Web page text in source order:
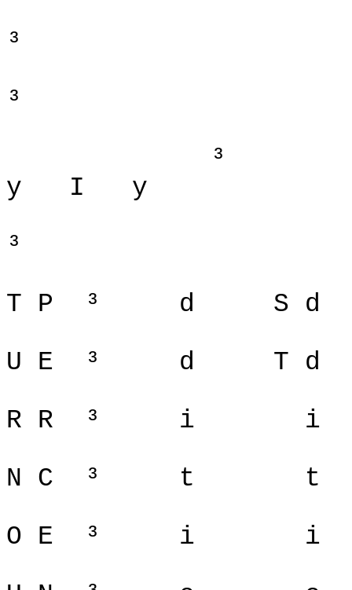
³
³
³
y
I
y
³
T P
³ d
S d
U E
³ d
T d
R R
³ i
i
N C
³ t
t
O E
³ i
i